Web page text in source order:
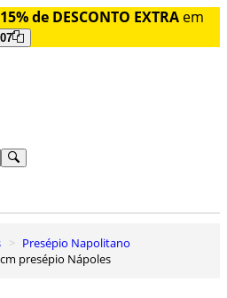
15% de DESCONTO EXTRA em
Presépio Napolitano
presépio Nápoles